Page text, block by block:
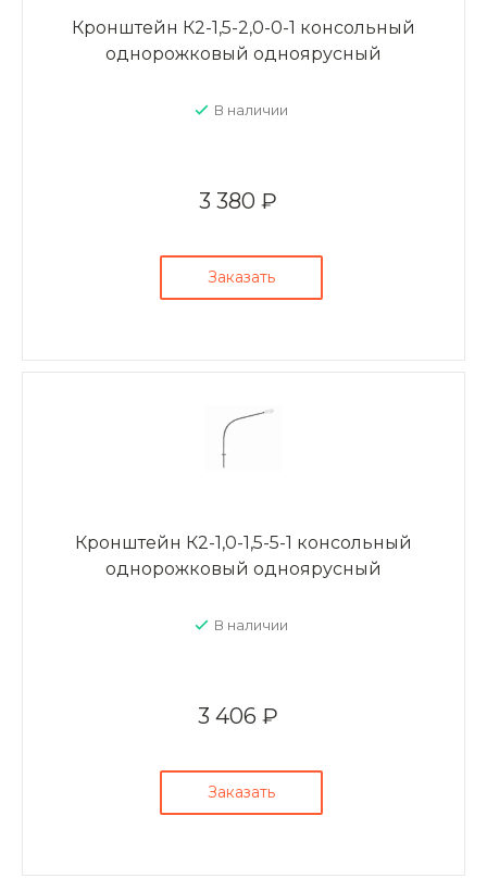
Кронштейн К2-1,5-2,0-0-1 консольный
однорожковый одноярусный
В наличии
3 380 ₽
Заказать
Кронштейн К2-1,0-1,5-5-1 консольный
однорожковый одноярусный
В наличии
3 406 ₽
Заказать